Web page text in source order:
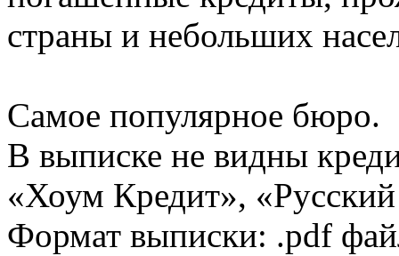
страны и небольших
Самое популярное бюро.
В выписке не видны
«Хоум Кредит»,
Формат выписки: .pdf